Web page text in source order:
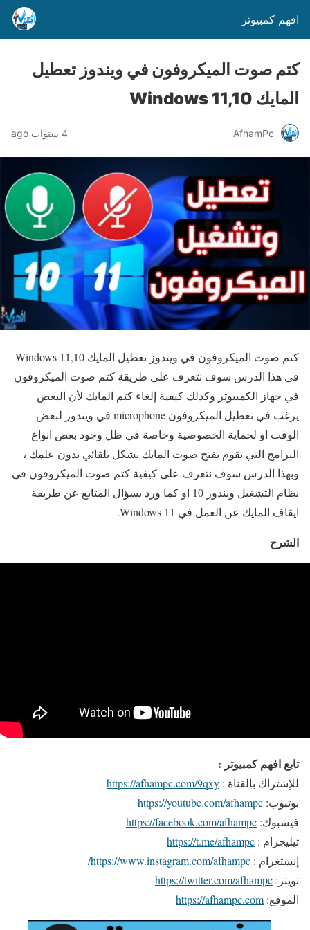
افهم كمبيوتر
كتم صوت الميكروفون في ويندوز تعطيل
المايك Windows 11,10
AfhamPc 4 سنوات ago
كتم صوت الميكروفون في ويندوز تعطيل المايك Windows 11,10
في هذا الدرس سوف نتعرف على طريقة كتم صوت الميكروفون
في جهاز الكمبيوتر وكذلك كيفية إلغاء كتم المايك لأن البعض
يرغب في تعطيل الميكروفون microphone في ويندوز لبعض
الوقت او لحماية الخصوصية وخاصة في ظل وجود بعض انواع
البرامج التي تقوم بفتح صوت المايك بشكل تلقائي بدون علمك ،
وبهذا الدرس سوف نتعرف على كيفية كتم صوت الميكروفون في
نظام التشغيل ويندوز 10 او كما ورد بسؤال المتابع عن طريقة
ايقاف المايك عن العمل في Windows 11.
الشرح
تابع افهم كمبيوتر :
للإشتراك بالقناة : https://afhampc.com/9qxy
يوتيوب: https://youtube.com/afhampc
فيسبوك: https://facebook.com/afhampc
تيليجرام : https://t.me/afhampc
إنستغرام : https://www.instagram.com/afhampc/
تويتر: https://twitter.com/afhampc
الموقع: https://afhampc.com